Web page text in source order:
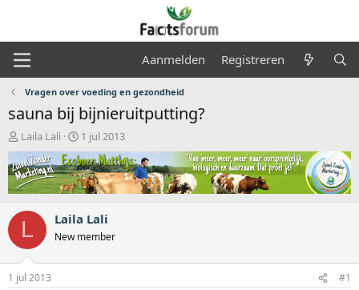
Aanmelden Registreren
Vragen over voeding en gezondheid
sauna bij bijnieruitputting?
O
n
d
e
r
w
e
r
p
s
t
Laila Lali
S
t
a
r
t
a
t
m
1 jul 2013
L Laila Lali
New member
1 jul 2013 #1